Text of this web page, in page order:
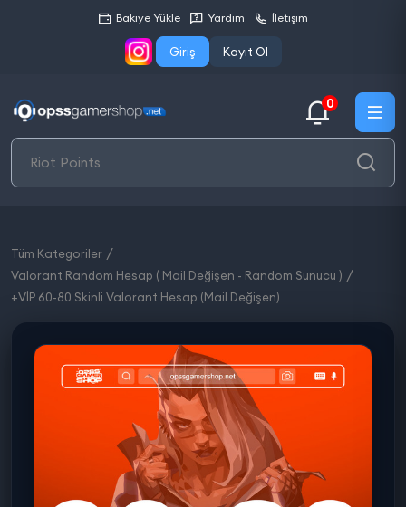
Bakiye Yükle Yardım İletişim
Giriş Kayıt Ol
0
Tüm Kategoriler
Valorant Random Hesap ( Mail Değişen - Random Sunucu )
+VİP 60-80 Skinli Valorant Hesap (Mail Değişen)